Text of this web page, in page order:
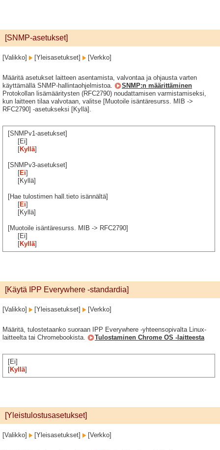
[SNMP-asetukset]
[Valikko] [Yleisasetukset] [Verkko]
Määritä asetukset laitteen asentamista, valvontaa ja ohjausta varten
käyttämällä SNMP-hallintaohjelmistoa.
SNMP:n määrittäminen
Protokollan lisämääritysten (RFC2790) noudattamisen varmistamiseksi,
kun laitteen tilaa valvotaan, valitse [Muotoile isäntäresurss. MIB ->
RFC2790] -asetukseksi [Kyllä].
[SNMPv1-asetukset]
[Ei]
[Kyllä]
[SNMPv3-asetukset]
[Ei]
[Kyllä]
[Hae tulostimen hall.tieto isännältä]
[Ei]
[Kyllä]
[Muotoile isäntäresurss. MIB -> RFC2790]
[Ei]
[Kyllä]
[Käytä IPP Everywhere -standardia]
[Valikko] [Yleisasetukset] [Verkko]
Määritä, tulostetaanko suoraan IPP Everywhere -yhteensopivalta Linux-
laitteelta tai Chromebookista.
Tulostaminen Chrome OS -laitteesta
[Ei]
[Kyllä]
[Yleistulostusasetukset]
[Valikko] [Yleisasetukset] [Verkko]